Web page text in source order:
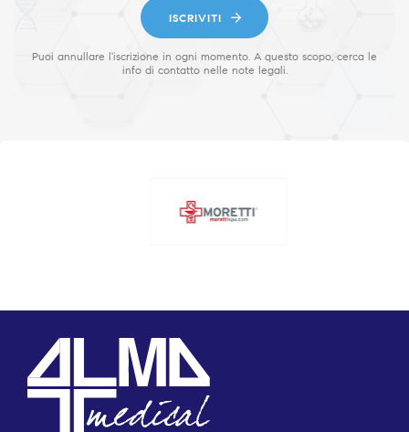
ISCRIVITI
Puoi annullare l'iscrizione in ogni momento. A questo scopo, cerca le
info di contatto nelle note legali.